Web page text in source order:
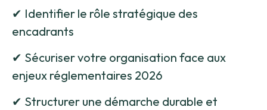
✔ Identifier le rôle stratégique des
encadrants
✔ Sécuriser votre organisation face aux
enjeux réglementaires 2026
✔ Structurer une démarche durable et